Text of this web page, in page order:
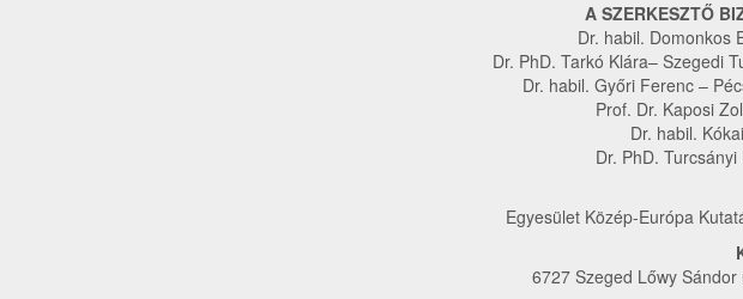
A SZERKESZTŐ
Dr. habil. Domonkos
Dr. PhD. Tarkó Klára– Szegedi
Dr. habil. Győri Ferenc –
Prof. Dr. Kaposi
Dr. habil.
Dr. PhD.
Egyesület Közép-Európa
6727 Szeged Lőwy